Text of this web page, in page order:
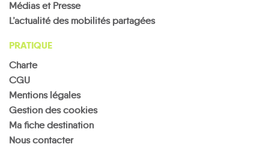
Médias et Presse
L’actualité des mobilités partagées
PRATIQUE
Charte
CGU
Mentions légales
Gestion des cookies
Ma fiche destination
Nous contacter